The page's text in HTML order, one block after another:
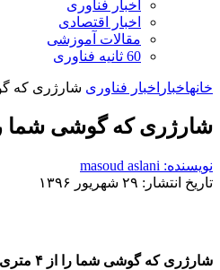
اخبار فناوری
اخبار اقتصادی
مقالات آموزشی
60 ثانیه فناوری
خانهاخبار اخبار فناوری شارژری که گوشی شما
شارژری که گوشی شما را از ۴ متری شارژ
نویسنده: masoud aslani
تاریخ انتشار: ۲۹ شهریور ۱۳۹۶
شارژری که گوشی شما را از ۴ متری شارژ می‌کند